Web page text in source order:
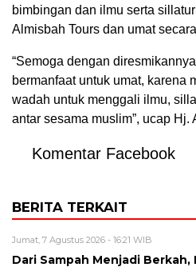
bimbingan dan ilmu serta
Almisbah Tours dan umat
“Semoga dengan
bermanfaat untuk umat, karena
wadah untuk menggali ilmu,
antar sesama muslim”, ucap Hj.
Komentar Facebook
BERITA TERKAIT
Jumat, 7 Agustus 2026 - 16:21 WIB
Dari Sampah Menjadi Berkah,